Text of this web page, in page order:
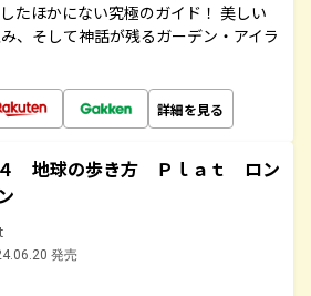
たほかにない究極のガイド！ 美しい
、そして神話が残るガーデン・アイラ
詳細を見る
地球の歩き方 Ｐｌａｔ ロン
発売